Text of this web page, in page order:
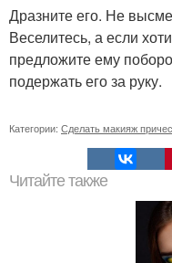
Дразните его. Не
Веселитесь, а если
предложите ему
подержать его за руку.
Категории: Сделать макияж
Читайте также